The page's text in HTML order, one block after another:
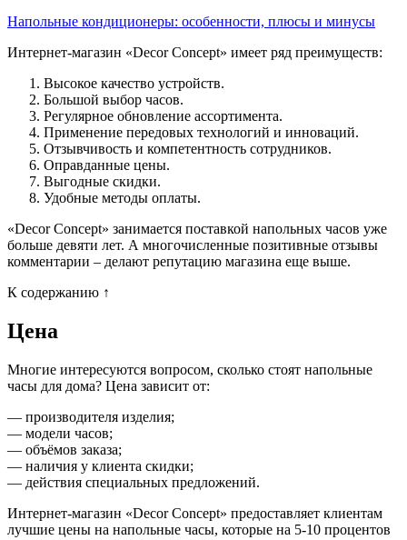
Напольные кондиционеры: особенности, плюсы и минусы
Интернет-магазин «Decor Concept» имеет ряд преимуществ:
Высокое качество устройств.
Большой выбор часов.
Регулярное обновление ассортимента.
Применение передовых технологий и инноваций.
Отзывчивость и компетентность сотрудников.
Оправданные цены.
Выгодные скидки.
Удобные методы оплаты.
«Decor Concept» занимается поставкой напольных часов уже
больше девяти лет. А многочисленные позитивные отзывы
комментарии – делают репутацию магазина еще выше.
К содержанию ↑
Цена
Многие интересуются вопросом, сколько стоят напольные
часы для дома? Цена зависит от:
— производителя изделия;
— модели часов;
— объёмов заказа;
— наличия у клиента скидки;
— действия специальных предложений.
Интернет-магазин «Decor Concept» предоставляет клиентам
лучшие цены на напольные часы, которые на 5-10 процентов